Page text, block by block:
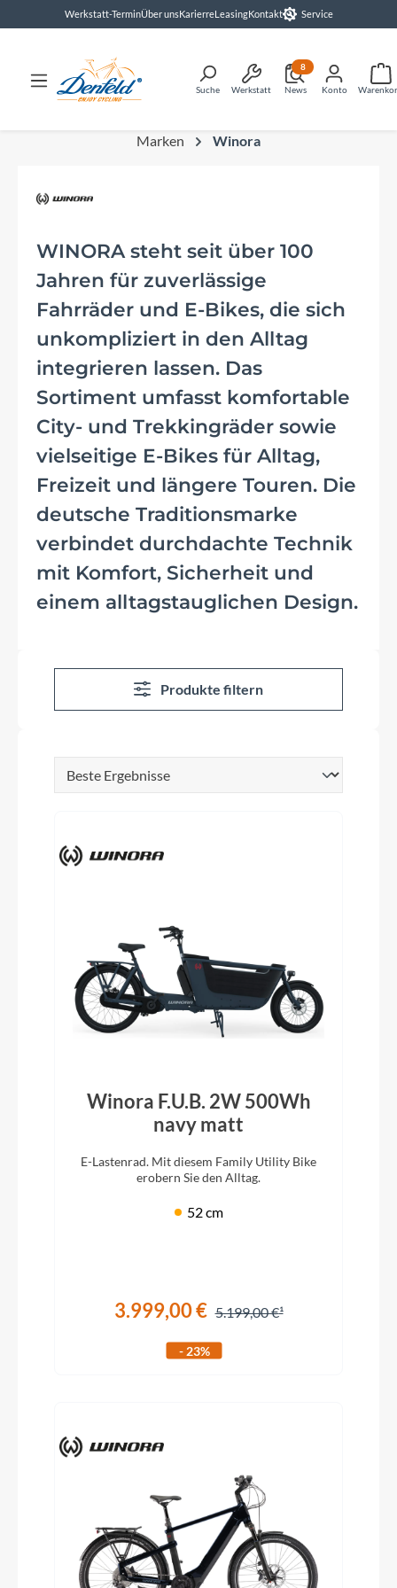
springenWerkstatt-TerminÜber unsKarierreLeasingKontakt Service
Suche Werkstatt News
8
Konto
Marken Winora
WINORA steht seit über 100
Jahren für zuverlässige
Fahrräder und E-Bikes, die sich
unkompliziert in den Alltag
integrieren lassen. Das
Sortiment umfasst komfortable
City- und Trekkingräder sowie
vielseitige E-Bikes für Alltag,
Freizeit und längere Touren. Die
deutsche Traditionsmarke
verbindet durchdachte Technik
mit Komfort, Sicherheit und
einem alltagstauglichen Design.
Produkte filtern
Winora F.U.B. 2W 500Wh
navy matt
E-Lastenrad. Mit diesem Family Utility Bike
erobern Sie den Alltag.
52 cm
3.999,00 € 5.199,00 €
- 23%